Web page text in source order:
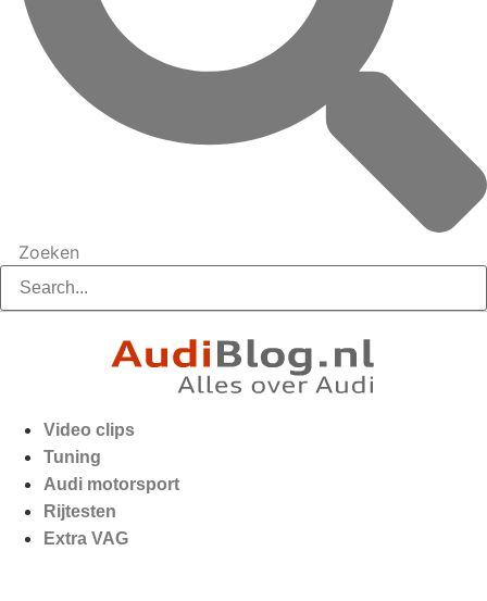
Zoeken
Video clips
Tuning
Audi motorsport
Rijtesten
Extra VAG